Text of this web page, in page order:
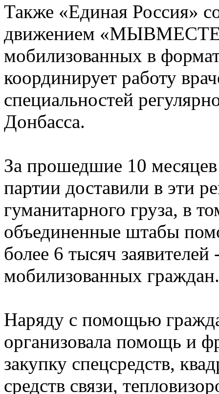
Также «Единая Россия»
движением «МЫВМЕСТЕ»
мобилизованных в
координирует работу
специальностей
Донбасса.
За прошедшие 10
партии доставили в эти
гуманитарного груза, в
объединенные штабы
более 6 тысяч
мобилизованных граждан.
Наряду с помощью
организовала помощь и
закупку спецсредств,
средств связи,